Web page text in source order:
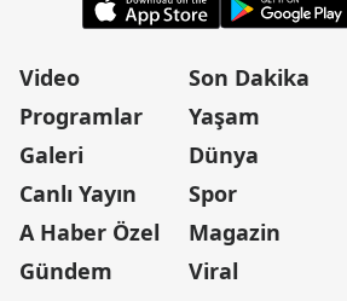
Video
Programlar
Galeri
Canlı Yayın
A Haber Özel
Gündem
Son Dakika
Yaşam
Dünya
Spor
Magazin
Viral